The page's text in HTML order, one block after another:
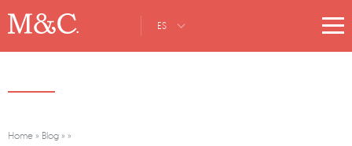
ES
Home » Blog » »